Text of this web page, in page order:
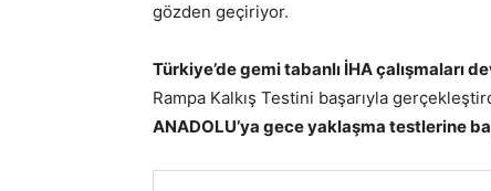
gözden geçiriyor.
Türkiye’de gemi tabanlı İHA çalışmaları
Rampa Kalkış Testini başarıyla
ANADOLU’ya gece yaklaşma testlerine